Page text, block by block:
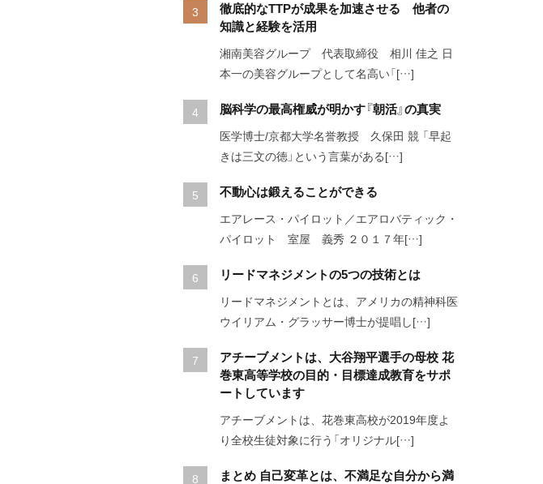
徹底的なTTPが成果を加速させる 他者の
知識と経験を活用
湘南美容グループ 代表取締役 相川 佳之 日
本一の美容グループとして名高い「[…]
脳科学の最高権威が明かす『朝活』の真実
医学博士/京都大学名誉教授 久保田 競 「早起
きは三文の徳」という言葉がある[…]
不動心は鍛えることができる
エアレース・パイロット／エアロバティック・
パイロット 室屋 義秀 ２０１７年[…]
リードマネジメントの5つの技術とは
リードマネジメントとは、アメリカの精神科医
ウイリアム・グラッサー博士が提唱し[…]
アチーブメントは、大谷翔平選手の母校 花
巻東高等学校の目的・目標達成教育をサポ
ートしています
アチーブメントは、花巻東高校が2019年度よ
り全校生徒対象に行う「オリジナル[…]
まとめ 自己変革とは、不満足な自分から満